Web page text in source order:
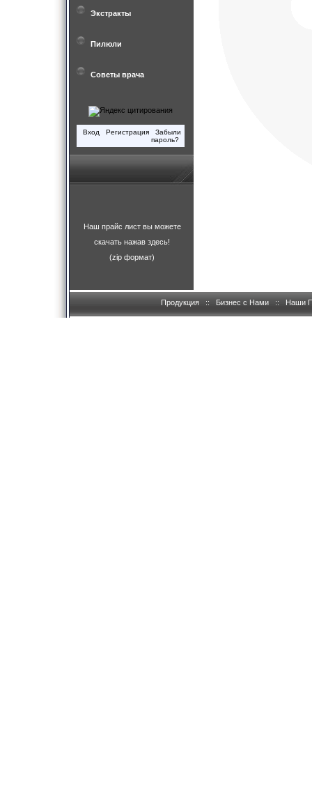
Экстракты
Пилюли
Советы врача
Вход Регистрация
Забыли
пароль?
Наш прайс лист вы можете
скачать нажав здесь!
(zip формат)
Продукция :: Бизнес с Нами :: Наши